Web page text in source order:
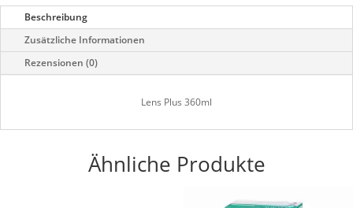
Beschreibung
Zusätzliche Informationen
Rezensionen (0)
Lens Plus 360ml
Ähnliche Produkte